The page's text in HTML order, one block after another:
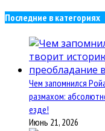
Последние в категориях
Чем запомнился
размахом:
езде!
Июнь 21, 2026